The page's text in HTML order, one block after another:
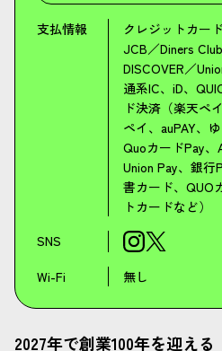
支払情報
クレジットカー
JCB／Diners
DISCOVER／
通系IC、iD、
ド決済（楽天ペ
ペイ、auPAY、
QuoカードPay、
Union Pay、銀行
書カード、QUO
トカードなど）
SNS
Wi-Fi
無し
2027年で創業100年を迎え